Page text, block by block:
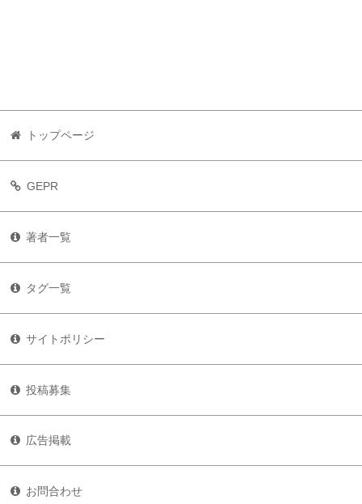
トップページ
GEPR
著者一覧
タグ一覧
サイトポリシー
投稿募集
広告掲載
お問合わせ